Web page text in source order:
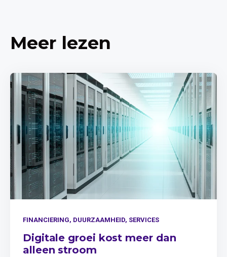
Meer lezen
FINANCIERING, DUURZAAMHEID, SERVICES
Digitale groei kost meer dan
alleen stroom